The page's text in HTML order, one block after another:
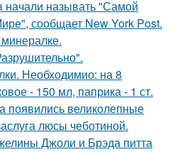
начали называть "Самой
сообщает New York Post.
Необходимио: на 8
- 150 мл, паприка - 1 ст.
появились великолепные
люсы чеботиной.
Джоли и Брэда питта